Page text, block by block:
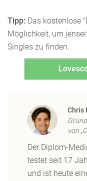
Tipp: Das kostenlose
Möglichkeit, um
Singles zu finden.
Chris
von
Der Diplom-
testet seit 17
und ist heute